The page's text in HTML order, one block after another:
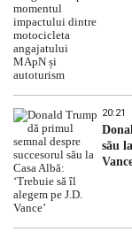
20:21
său